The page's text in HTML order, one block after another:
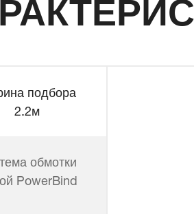
подбора
2.2м
обмотки
PowerBind